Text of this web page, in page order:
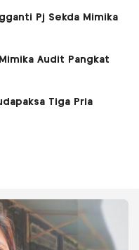
Pj Sekda Mimika
Audit Pangkat
Tiga Pria